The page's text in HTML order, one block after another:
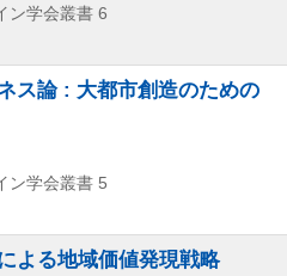
ン学会叢書 6
ス論 : 大都市創造のための
ン学会叢書 5
よる地域価値発現戦略